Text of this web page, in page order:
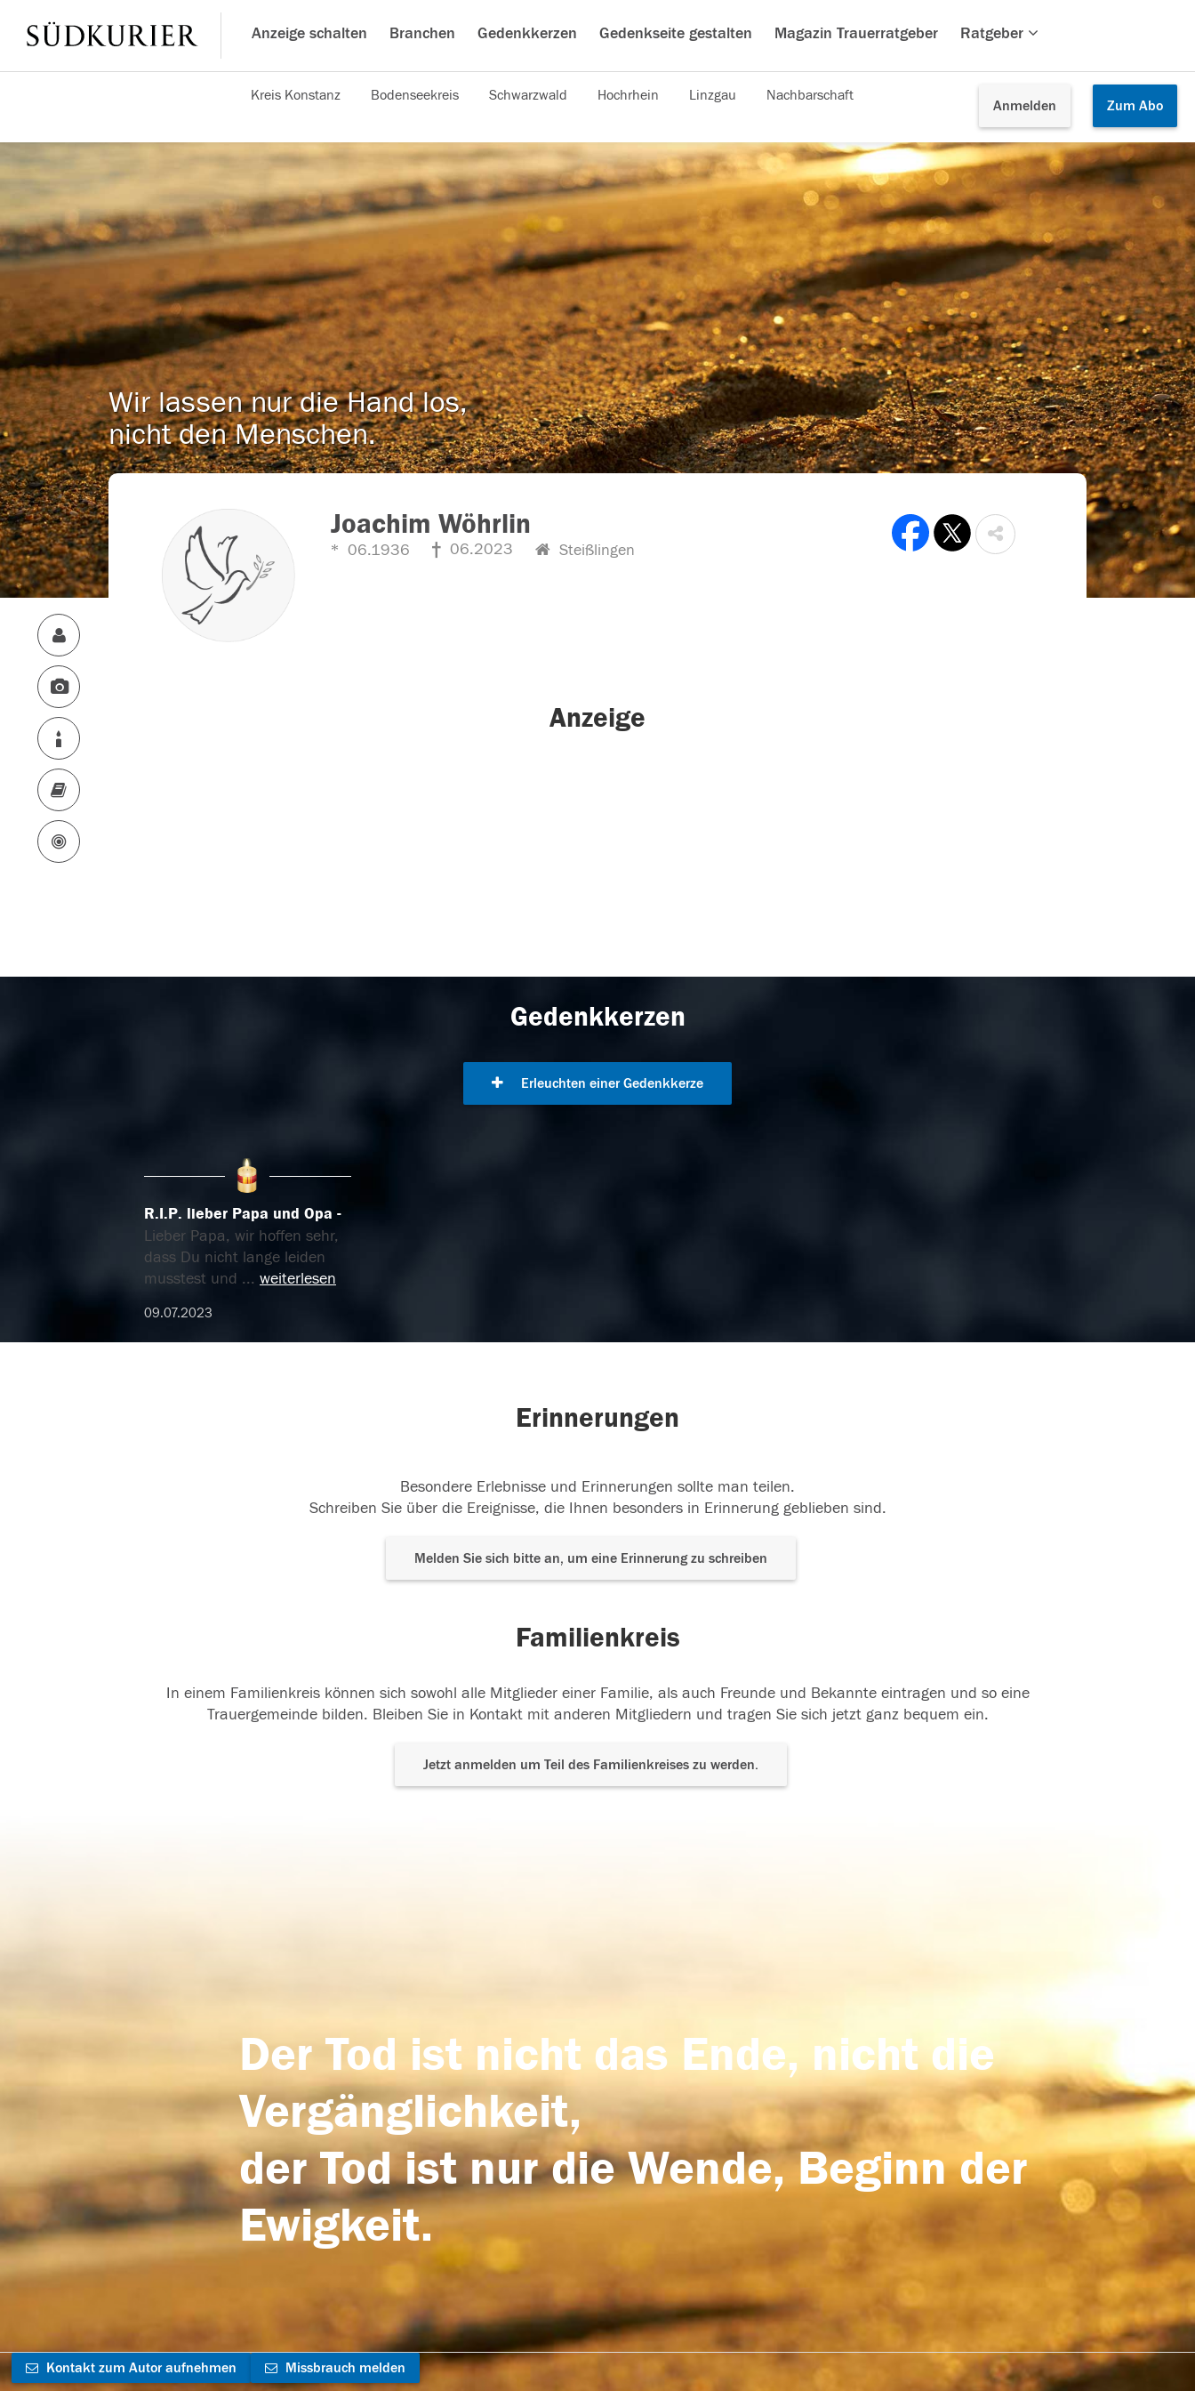
Anzeige schalten Branchen Gedenkkerzen Gedenkseite gestalten Magazin Trauerratgeber Ratgeber
Anmelden Zum Abo
Kreis Konstanz Bodenseekreis Schwarzwald Hochrhein Linzgau Nachbarschaft
Wir lassen nur die Hand los,
nicht den Menschen.
Joachim Wöhrlin
06.1936 06.2023 Steißlingen
Anzeige
Gedenkkerzen
Erleuchten einer Gedenkkerze
R.I.P. lieber Papa und Opa
Lieber Papa, wir hoffen sehr,
dass Du nicht lange leiden
musstest und ... weiterlesen
09.07.2023
Erinnerungen
Besondere Erlebnisse und Erinnerungen sollte man teilen.
Schreiben Sie über die Ereignisse, die Ihnen besonders in Erinnerung geblieben sind.
Melden Sie sich bitte an, um eine Erinnerung zu schreiben
Familienkreis
In einem Familienkreis können sich sowohl alle Mitglieder einer Familie, als auch Freunde und Bekannte eintragen und so eine
Trauergemeinde bilden. Bleiben Sie in Kontakt mit anderen Mitgliedern und tragen Sie sich jetzt ganz bequem ein.
Jetzt anmelden um Teil des Familienkreises zu werden.
Der Tod ist nicht das Ende, nicht die
Vergänglichkeit,
der Tod ist nur die Wende, Beginn der
Ewigkeit.
Kontakt zum Autor aufnehmen Missbrauch melden